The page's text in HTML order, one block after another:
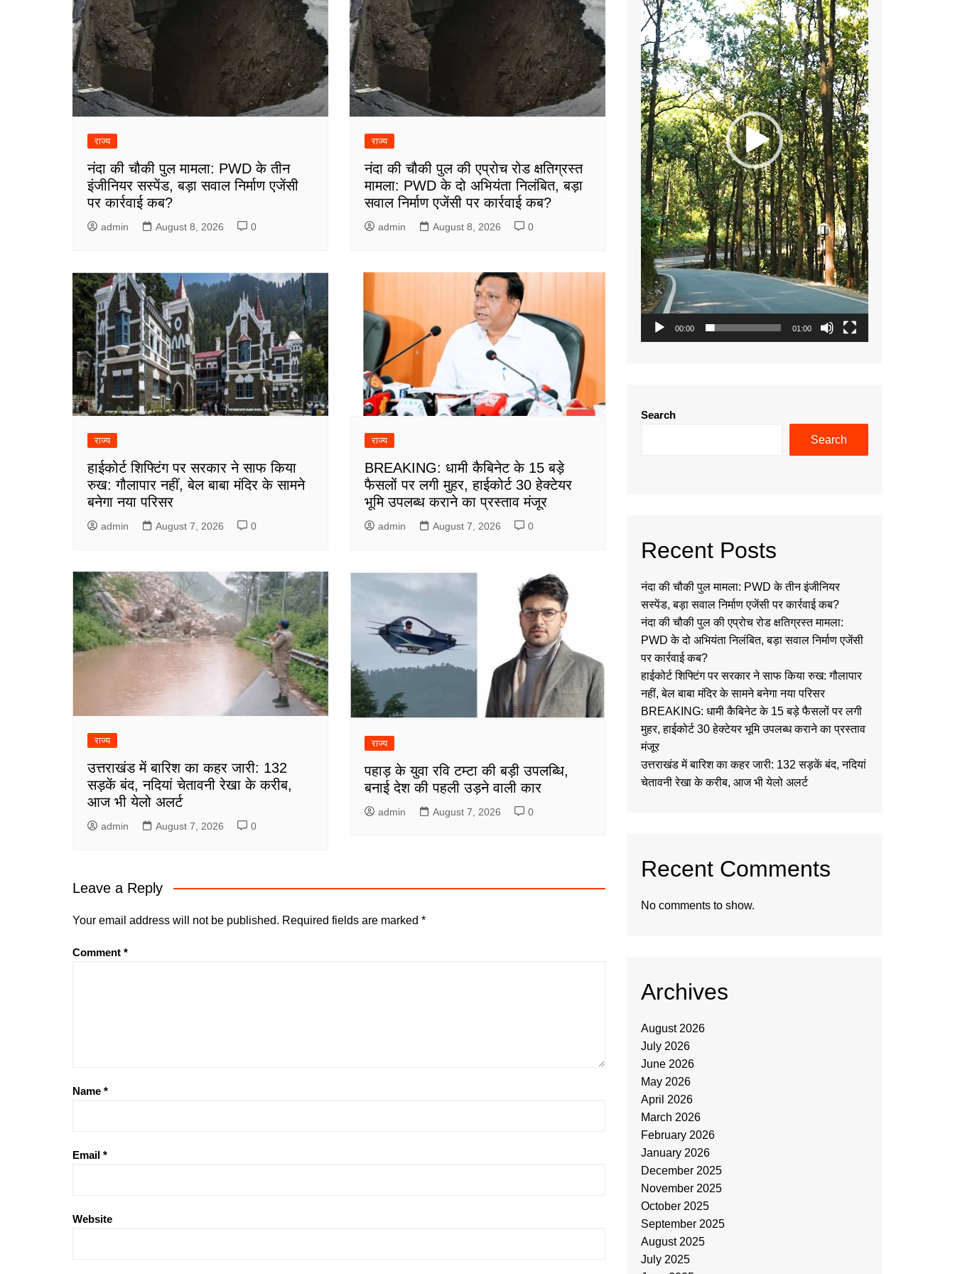
राज्य
नंदा की चौकी पुल मामला: PWD के तीन
इंजीनियर सस्पेंड, बड़ा सवाल निर्माण एजेंसी
पर कार्रवाई कब?
admin August 8, 2026 0
राज्य
नंदा की चौकी पुल की एप्रोच रोड क्षतिग्रस्त
मामला: PWD के दो अभियंता निलंबित, बड़ा
सवाल निर्माण एजेंसी पर कार्रवाई कब?
admin August 8, 2026 0
राज्य
हाईकोर्ट शिफ्टिंग पर सरकार ने साफ किया
रुख: गौलापार नहीं, बेल बाबा मंदिर के सामने
बनेगा नया परिसर
admin August 7, 2026 0
राज्य
BREAKING: धामी कैबिनेट के 15 बड़े
फैसलों पर लगी मुहर, हाईकोर्ट 30 हेक्टेयर
भूमि उपलब्ध कराने का प्रस्ताव मंजूर
admin August 7, 2026 0
राज्य
उत्तराखंड में बारिश का कहर जारी: 132
सड़कें बंद, नदियां चेतावनी रेखा के करीब,
आज भी येलो अलर्ट
admin August 7, 2026 0
राज्य
पहाड़ के युवा रवि टम्टा की बड़ी उपलब्धि,
बनाई देश की पहली उड़ने वाली कार
admin August 7, 2026 0
Leave a Reply
Your email address will not be published. Required fields are marked *
Comment *
Name *
Email *
Website
00:00 01:00
Search
Search
Recent Posts
नंदा की चौकी पुल मामला: PWD के तीन इंजीनियर
सस्पेंड, बड़ा सवाल निर्माण एजेंसी पर कार्रवाई कब?
नंदा की चौकी पुल की एप्रोच रोड क्षतिग्रस्त मामला:
PWD के दो अभियंता निलंबित, बड़ा सवाल निर्माण एजेंसी
पर कार्रवाई कब?
हाईकोर्ट शिफ्टिंग पर सरकार ने साफ किया रुख: गौलापार
नहीं, बेल बाबा मंदिर के सामने बनेगा नया परिसर
BREAKING: धामी कैबिनेट के 15 बड़े फैसलों पर लगी
मुहर, हाईकोर्ट 30 हेक्टेयर भूमि उपलब्ध कराने का प्रस्ताव
मंजूर
उत्तराखंड में बारिश का कहर जारी: 132 सड़कें बंद, नदियां
चेतावनी रेखा के करीब, आज भी येलो अलर्ट
Recent Comments
No comments to show.
Archives
August 2026
July 2026
June 2026
May 2026
April 2026
March 2026
February 2026
January 2026
December 2025
November 2025
October 2025
September 2025
August 2025
July 2025